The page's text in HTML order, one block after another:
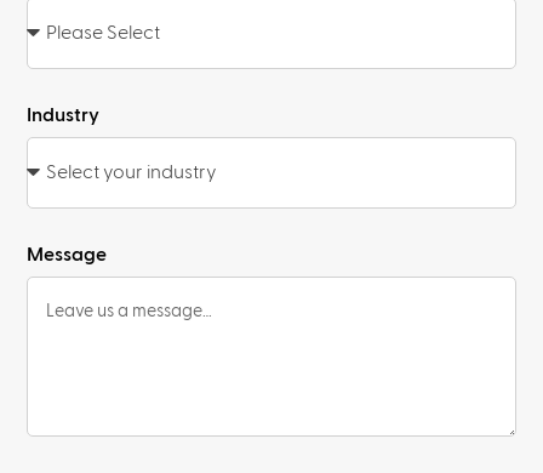
Industry
Message